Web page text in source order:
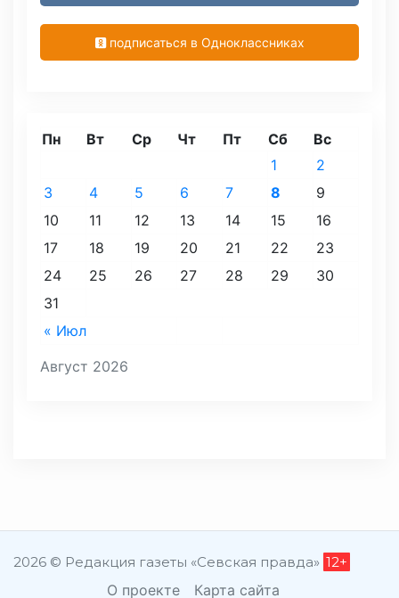
подписаться в Одноклассниках
Август 2026
Пн Вт Ср Чт Пт Сб Вс
« Июл
1
2
3
4 5 6 7 8
9
10
11 12 13 14 15
16
17
18 19 20 21 22
23
24
25 26 27 28 29
30
31
2026 © Редакция газеты «Севская правда» 12+
О проекте Карта сайта